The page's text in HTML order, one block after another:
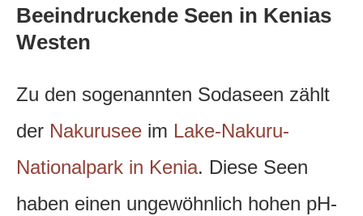
Beeindruckende Seen in Kenias
Westen
Zu den sogenannten Sodaseen zählt
der Nakurusee im Lake-Nakuru-
Nationalpark in Kenia. Diese Seen
haben einen ungewöhnlich hohen pH-